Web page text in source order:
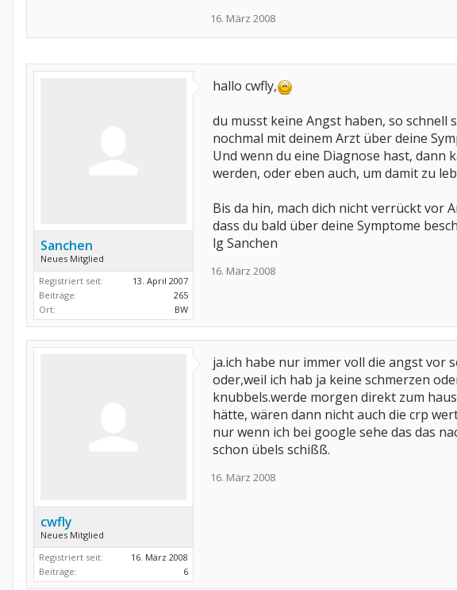
16. März 2008
Sanchen
Neues Mitglied
Registriert seit:
13. April 2007
Beiträge:
265
Ort:
BW
hallo cwfly,
du musst keine Angst haben, so schnell
nochmal mit deinem Arzt über deine
Und wenn du eine Diagnose hast, dann
werden, oder eben auch, um damit zu
Bis da hin, mach dich nicht verrückt vor
dass du bald über deine Symptome
lg Sanchen
16. März 2008
cwfly
Neues Mitglied
Registriert seit:
16. März 2008
Beiträge:
6
ja.ich habe nur immer voll die angst vor
oder,weil ich hab ja keine schmerzen
knubbels.werde morgen direkt zum
hätte, wären dann nicht auch die crp
nur wenn ich bei google sehe das das
schon übels schißß.
16. März 2008